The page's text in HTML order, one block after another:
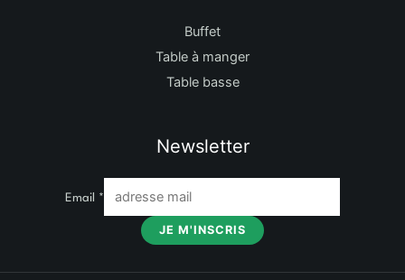
Buffet
Table à manger
Table basse
Newsletter
Email *
JE M'INSCRIS